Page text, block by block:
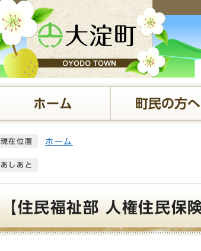
ホーム 町民の方へ
現在位置 ホーム
あしあと
【住民福祉部 人権住民保